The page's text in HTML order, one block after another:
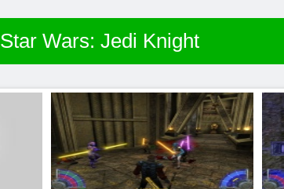
שחק ב Star Wars: Jedi Knight